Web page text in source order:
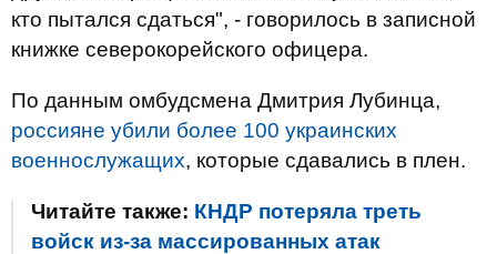
кто пытался сдаться", - говорилось в записной
книжке северокорейского офицера.
По данным омбудсмена Дмитрия Лубинца,
россияне убили более 100 украинских
военнослужащих, которые сдавались в плен.
Читайте также: КНДР потеряла треть
войск из-за массированных атак